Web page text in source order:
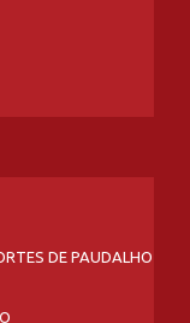
DE PAUDALHO